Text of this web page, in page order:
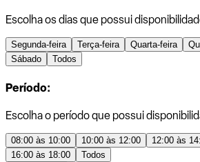
Escolha os dias que possui
Segunda-feira Terça-feira Quarta-feira
Sábado
Todos
Período:
Escolha o período que possui
08:00 às 10:00 10:00 às 12:00 12:00 às
16:00 às 18:00
Todos